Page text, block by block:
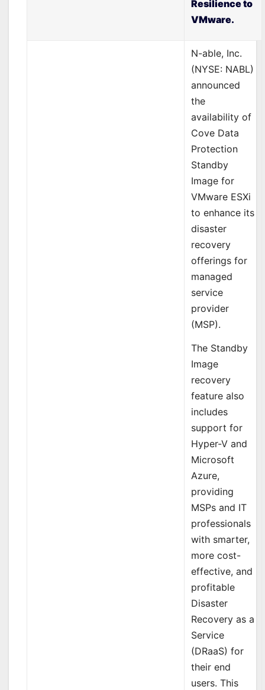
Resilience to
VMware.
N-able, Inc.
(NYSE: NABL)
announced
the
availability of
Cove Data
Protection
Standby
Image for
VMware ESXi
to enhance its
disaster
recovery
offerings for
managed
service
provider
(MSP).
The Standby
Image
recovery
feature also
includes
support for
Hyper-V and
Microsoft
Azure,
providing
MSPs and IT
professionals
with smarter,
more cost-
effective, and
profitable
Disaster
Recovery as a
Service
(DRaaS) for
their end
users. This